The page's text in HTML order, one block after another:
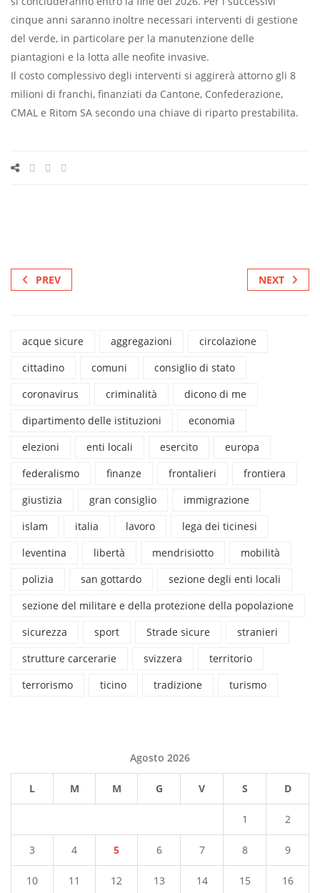
cinque anni saranno inoltre necessari interventi di gestione
del verde, in particolare per la manutenzione delle
piantagioni e la lotta alle neofite invasive.
Il costo complessivo degli interventi si aggirerà attorno gli 8
milioni di franchi, finanziati da Cantone, Confederazione,
CMAL e Ritom SA secondo una chiave di riparto prestabilita.
PREV NEXT
acque sicure aggregazioni
circolazione
cittadino
comuni
consiglio di stato
coronavirus
criminalità
dicono di me
dipartimento delle istituzioni
economia
elezioni
enti locali esercito
europa
federalismo
finanze frontalieri
frontiera
giustizia
gran consiglio
immigrazione
islam
italia lavoro
lega dei ticinesi
leventina
libertà mendrisiotto
mobilità
polizia
san gottardo
sezione degli enti locali
sezione del militare e della protezione della popolazione
sicurezza
sport Strade sicure
stranieri
strutture carcerarie
svizzera
territorio
terrorismo
ticino tradizione turismo
Agosto 2026
L M M G V S D
1 2
3 4 5 6 7 8 9
10 11 12 13 14 15 16